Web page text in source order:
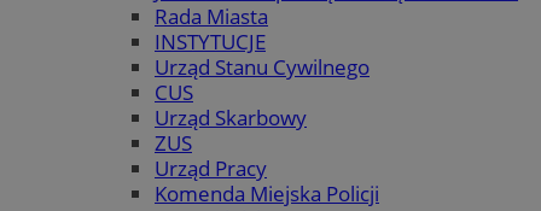
Rada Miasta
INSTYTUCJE
Urząd Stanu Cywilnego
CUS
Urząd Skarbowy
ZUS
Urząd Pracy
Komenda Miejska Policji